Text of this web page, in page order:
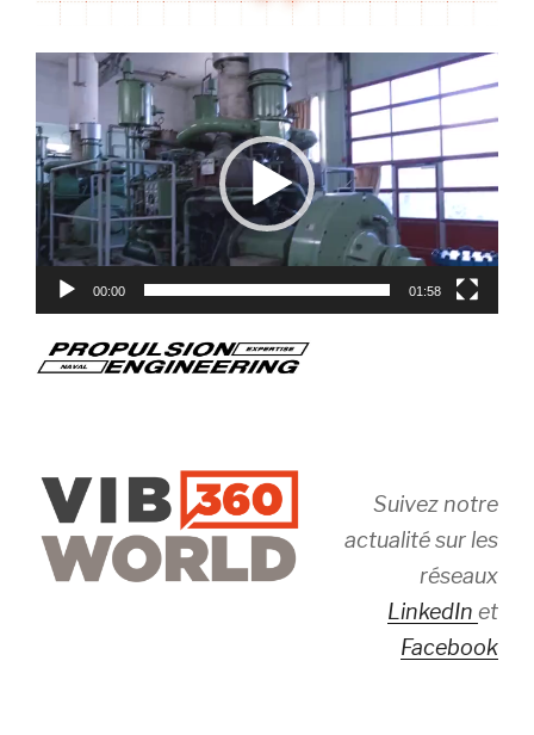
Lecteur
00:00 01:58
Suivez notre
actualité sur les
réseaux
LinkedIn et
Facebook